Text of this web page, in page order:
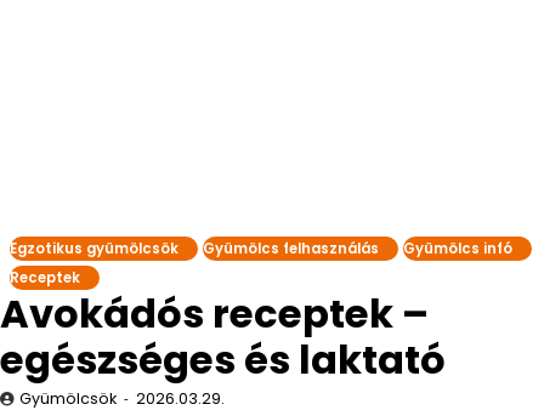
Egzotikus gyümölcsök Gyümölcs felhasználás
Gyümölcs infó
Receptek
Avokádós receptek –
egészséges és laktató
Gyümölcsök 2026.03.29.